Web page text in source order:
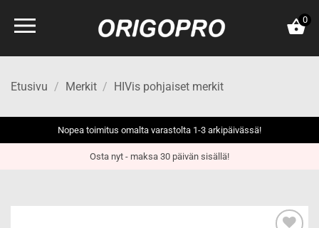
0
Etusivu / Merkit / HIVis pohjaiset merkit
Nopea toimitus omalta varastolta 1-3 arkipäivässä!
Osta nyt - maksa 30 päivän sisällä!